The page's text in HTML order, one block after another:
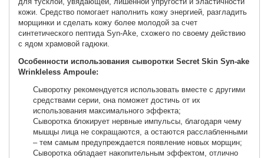
кожи. Средство помогает наполнить кожу энергией, разгладить
морщинки и сделать кожу более молодой за счет
синтетического пептида Syn-Ake, схожего по своему действию
с ядом храмовой гадюки.
Особенности использования сыворотки Secret Skin Syn-ake
Wrinkleless Ampoule:
Сыворотку рекомендуется использовать вместе с другими
средствами серии, она поможет достичь от их
использования максимального эффекта;
Сыворотка блокирует нервные импульсы, благодаря чему
мышцы лица не сокращаются, а остаются расслабленными
– тем самым предупреждается появление новых морщин;
Сыворотка обладает накопительным эффектом, отлично